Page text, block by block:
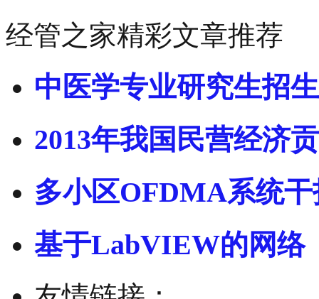
经管之家精彩文章推荐
中医学专业研究生招
2013年我国民营经济贡
多小区OFDMA系统干
基于LabVIEW的网络